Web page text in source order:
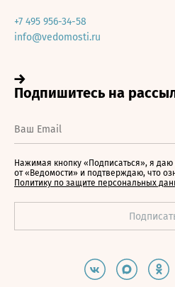
+7 495 956-34-58
info@vedomosti.ru
Нажимая кнопку «Подписаться», я даю
от «Ведомости» и подтверждаю, что
Политику по защите персональных